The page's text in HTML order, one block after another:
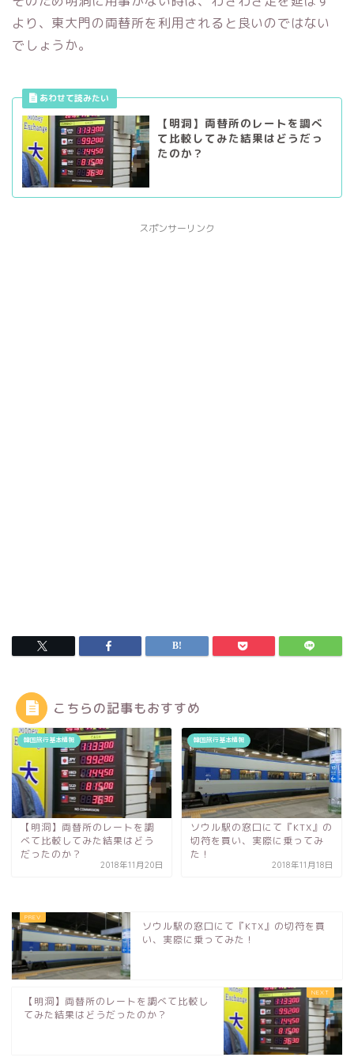
より、東大門の両替所を利用されると良いのではない
でしょうか。
【明洞】両替所のレートを調べ
て比較してみた結果はどうだっ
たのか？
スポンサーリンク
こちらの記事もおすすめ
韓国旅行基本情報
【明洞】両替所のレートを調
べて比較してみた結果はどう
だったのか？
2018年11月20日
韓国旅行基本情報
ソウル駅の窓口にて『KTX』の
切符を買い、実際に乗ってみ
た！
2018年11月18日
ソウル駅の窓口にて『KTX』の切符を買
い、実際に乗ってみた！
【明洞】両替所のレートを調べて比較し
てみた結果はどうだったのか？